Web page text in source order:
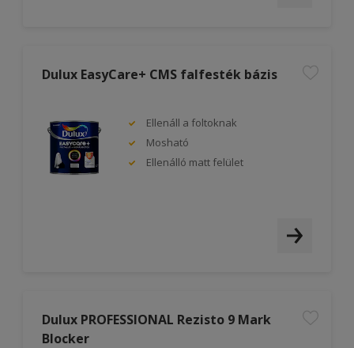
Dulux EasyCare+ CMS falfesték bázis
Ellenáll a foltoknak
Mosható
Ellenálló matt felület
Dulux PROFESSIONAL Rezisto 9 Mark
Blocker